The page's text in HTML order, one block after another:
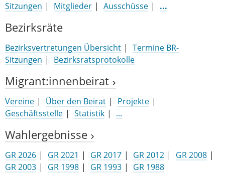
Sitzungen Mitglieder Ausschüsse ...
Bezirksräte
Bezirksvertretungen Übersicht
Termine BR-
Sitzungen
Bezirksratsprotokolle
Migrant:innenbeirat
Vereine Über den Beirat
Projekte
Geschäftsstelle
Statistik ...
Wahlergebnisse
GR 2026 GR 2021 GR 2017 GR 2012
GR 2008
GR 2003
GR 1998 GR 1993 GR 1988